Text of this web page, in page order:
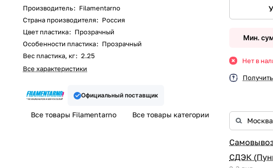
Производитель: Filamentarno
Страна производителя: Россия
Цвет пластика: Прозрачный
Особенности пластика: Прозрачный
Вес пластика, кг: 2.25
Все характеристики
Официальный поставщик
Все товары Filamentarno Все товары категории
Мин.
Нет в
СДЭК